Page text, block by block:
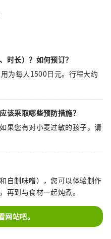
时长）？如何预订？
为每人1500日元。行程大约
该采取哪些预防措施？
果您有对小麦过敏的孩子，请
自制味噌），您可以体验制作
再到与食材一起炖煮。
网站吧。